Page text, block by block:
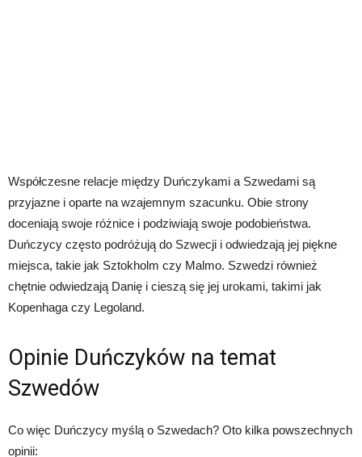
Współczesne relacje między Duńczykami a Szwedami są
przyjazne i oparte na wzajemnym szacunku. Obie strony
doceniają swoje różnice i podziwiają swoje podobieństwa.
Duńczycy często podróżują do Szwecji i odwiedzają jej piękne
miejsca, takie jak Sztokholm czy Malmo. Szwedzi również
chętnie odwiedzają Danię i cieszą się jej urokami, takimi jak
Kopenhaga czy Legoland.
Opinie Duńczyków na temat
Szwedów
Co więc Duńczycy myślą o Szwedach? Oto kilka powszechnych
opinii: